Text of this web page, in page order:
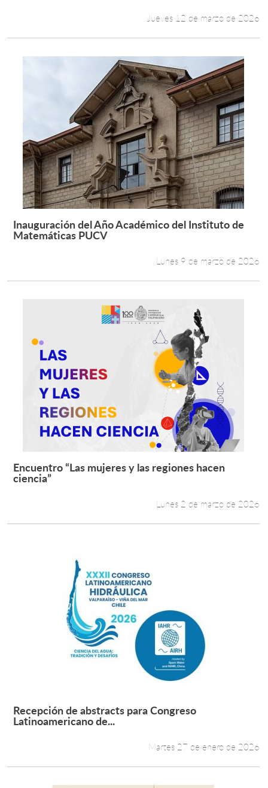
Jueves 12 de marzo de 2026
Leer más +
Inauguración del Año Académico del Instituto de
Matemáticas PUCV
Lunes 9 de marzo de 2026
Leer más +
Encuentro “Las mujeres y las regiones hacen
ciencia”
Lunes 2 de marzo de 2026
Leer más +
Recepción de abstracts para Congreso
Latinoamericano de...
Martes 27 de enero de 2026